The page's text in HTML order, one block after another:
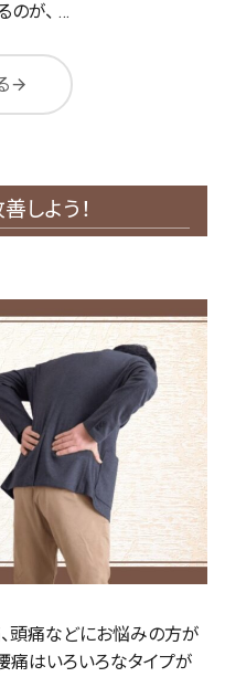
のが、 …
arrow_forward
しよう！
頭痛などにお悩みの方が
痛はいろいろなタイプが